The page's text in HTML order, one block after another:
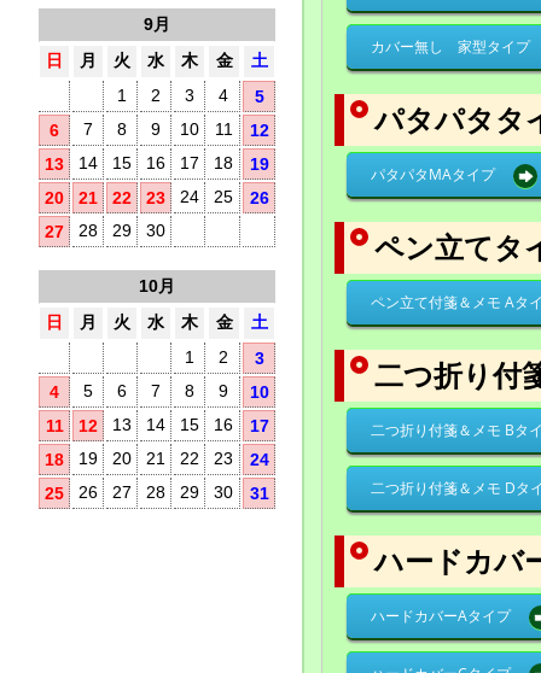
9月
日
月 火 水 木 金
土
1
2 3 4
5
6
7 8 9 10 11
12
13
14 15 16 17 18
19
20
21 22 23 24 25
26
27
28 29 30
10月
日
月 火 水 木 金
土
1
2
3
4
5 6 7 8 9
10
11
12 13 14 15 16
17
18
19 20 21 22 23
24
25
26 27 28 29 30 31
カバー無し 家型タイプ
パタパタタ
パタパタMAタイプ
ペン立てタ
ペン立て付箋＆メモ Aタ
二つ折り付
二つ折り付箋＆メモ Bタ
二つ折り付箋＆メモ Dタ
ハードカバ
ハードカバーAタイプ